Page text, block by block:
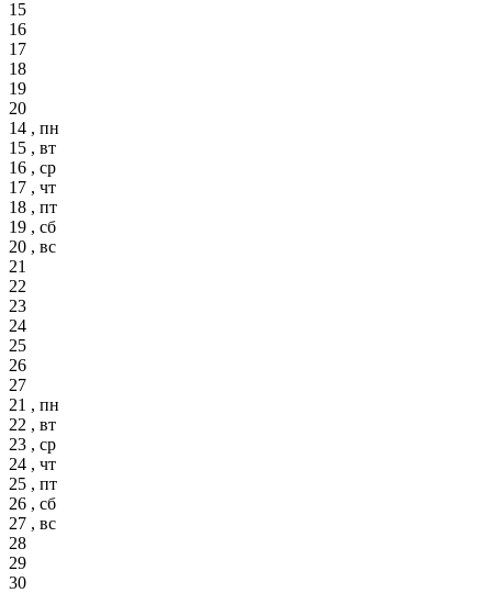
15
16
17
18
19
20
14 , пн
15 , вт
16 , ср
17 , чт
18 , пт
19 , сб
20 , вс
21
22
23
24
25
26
27
21 , пн
22 , вт
23 , ср
24 , чт
25 , пт
26 , сб
27 , вс
28
29
30